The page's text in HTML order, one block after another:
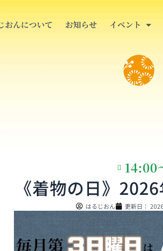
おんについて お知らせ イベント
14:00
《着物の日》
はるじおん 更新日：